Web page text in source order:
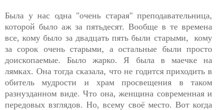
Была у нас одна "очень старая" преподавательница,
которой было аж за пятьдесят. Вообще в те времена
все, кому было за двадцать пять были старыми, кому
за сорок очень старыми, а остальные были просто
доископаемые. Было жарко. Я была в маечке на
лямках. Она тогда сказала, что не годится приходить в
обитель мудрости и храм просвещения в таком
разнузданном виде. Что она, женщина современная и
передовых взглядов. Но, всему своё место. Вот когда